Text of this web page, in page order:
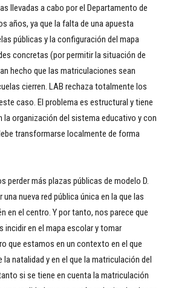
llevadas a cabo por el Departamento de
años, ya que la falta de una apuesta
públicas y la configuración del mapa
concretas (por permitir la situación de
hecho que las matriculaciones sean
cierren. LAB rechaza totalmente los
caso. El problema es estructural y tiene
la organización del sistema educativo y con
transformarse localmente de forma
perder más plazas públicas de modelo D.
nueva red pública única en la que las
en el centro. Y por tanto, nos parece que
incidir en el mapa escolar y tomar
que estamos en un contexto en el que
natalidad y en el que la matriculación del
si se tiene en cuenta la matriculación